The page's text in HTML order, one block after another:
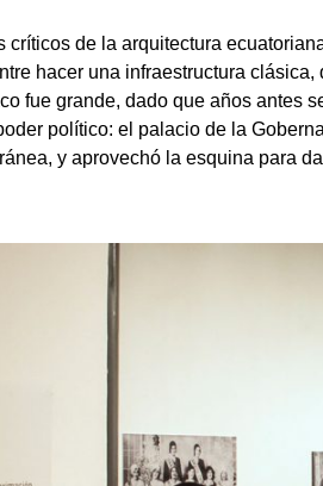
críticos de la arquitectura
hacer una infraestructura
fue grande, dado que años antes
político: el palacio de la
y aprovechó la esquina para